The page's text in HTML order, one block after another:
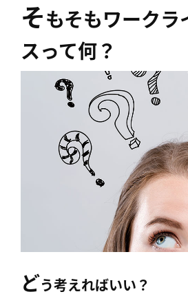
そもそもワークラ
スって何？
どう考えればいい？